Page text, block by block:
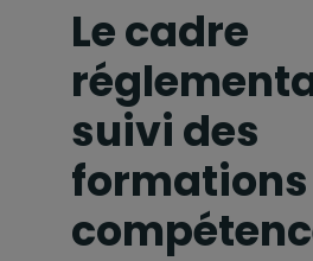
Le cadre
suivi des